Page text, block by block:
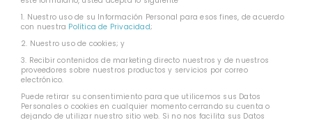
1. Nuestro uso de su Información Personal para esos fines, de acuerdo
con nuestra Política de Privacidad;
2. Nuestro uso de cookies; y
3. Recibir contenidos de marketing directo nuestros y de nuestros
proveedores sobre nuestros productos y servicios por correo
electrónico.
Puede retirar su consentimiento para que utilicemos sus Datos
Personales o cookies en cualquier momento cerrando su cuenta o
dejando de utilizar nuestro sitio web. Si no nos facilita sus Datos